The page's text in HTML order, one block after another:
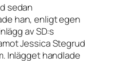
sedan
han, enligt egen
av SD:s
Jessica Stegrud
Inlägget handlade